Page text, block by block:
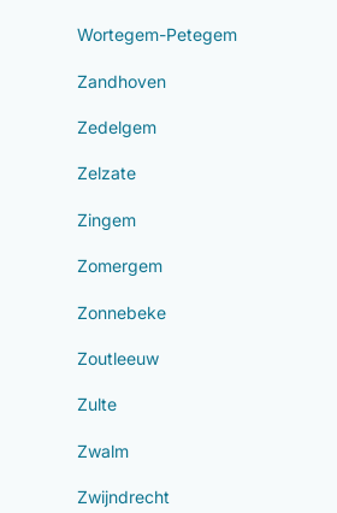
Wortegem-Petegem
Zandhoven
Zedelgem
Zelzate
Zingem
Zomergem
Zonnebeke
Zoutleeuw
Zulte
Zwalm
Zwijndrecht